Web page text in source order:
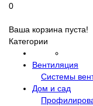
0
Ваша корзина пуста!
Категории
Вентиляция
Системы
Дом и сад